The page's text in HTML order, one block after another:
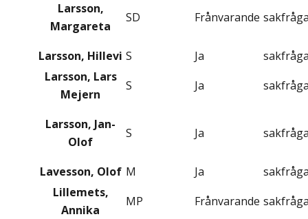
Larsson,
Margareta
SD Frånvarande
Larsson, Hillevi S Ja
Larsson, Lars
Mejern
S Ja
Larsson, Jan-
Olof
S Ja
Lavesson, Olof M Ja
Lillemets,
Annika
MP Frånvarande